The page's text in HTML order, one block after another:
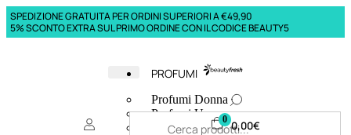
SPEDIZIONE GRATUITA PER ORDINI SUPERIORI A €49,90
5% SCONTO EXTRA SUL PRIMO ORDINE CON IL CODICE BEAUTY5
PROFUMI
Profumi Donna
Profumi Uomo
Deodoranti Donna
0 0,00€